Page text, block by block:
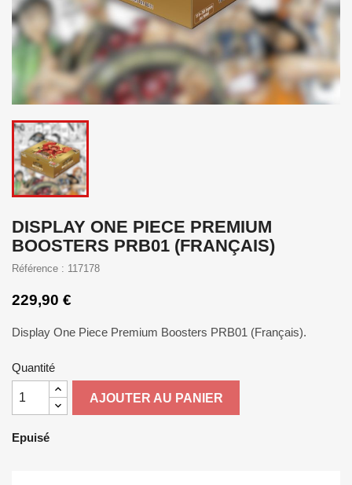
DISPLAY ONE PIECE PREMIUM
BOOSTERS PRB01 (FRANÇAIS)
Référence : 117178
229,90 €
Display One Piece Premium Boosters PRB01 (Français).
Quantité
AJOUTER AU PANIER
Epuisé